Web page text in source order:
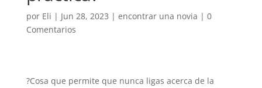
por Eli | Jun 28, 2023 | encontrar una novia | 0
Comentarios
?Cosa que permite que nunca ligas acerca de la